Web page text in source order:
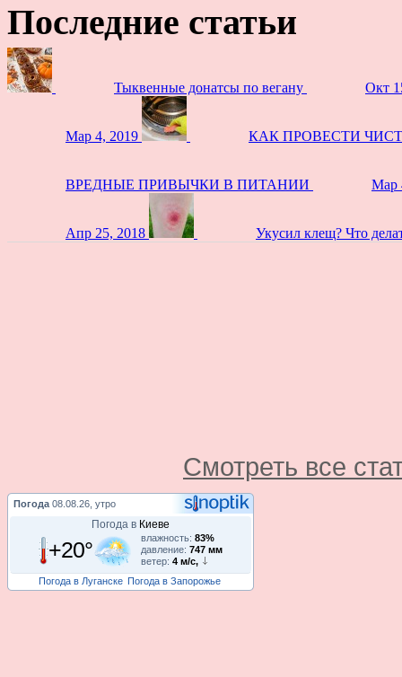
Последние статьи
Тыквенные донатсы по вегану Окт
Мар 4, 2019 КАК ПРОВЕСТИ
ВРЕДНЫЕ ПРИВЫЧКИ В ПИТАНИИ Мар
Апр 25, 2018 Укусил клещ? Что
Смотреть все
Погода 08.08.26, утро
Погода в Киеве
+20° влажность: 83%
давление: 747 мм
ветер: 4 м/с,
Погода в Луганске Погода в Запорожье